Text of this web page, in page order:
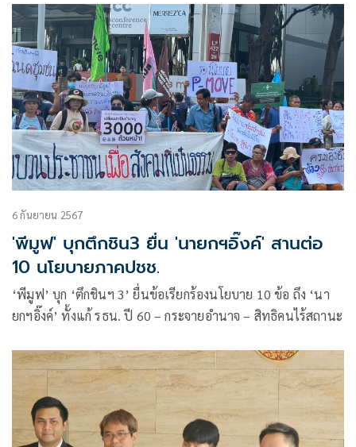
6 กันยายน 2567
'พีมูฟ' บุกตึกชิน3 ยื่น 'นายกฯอิ๊งค์' สานต่อ
10 นโยบายภาคปชช.
‘พีมูฟ’ บุก ‘ตึกชินฯ 3’ ยื่นข้อเรียกร้องนโยบาย 10 ข้อ ถึง ‘นา
ยกฯอิ๊งค์’ ทั้งแก้ รธน. ปี 60 – กระจายอำนาจ – สิทธิคนไร้สถานะ